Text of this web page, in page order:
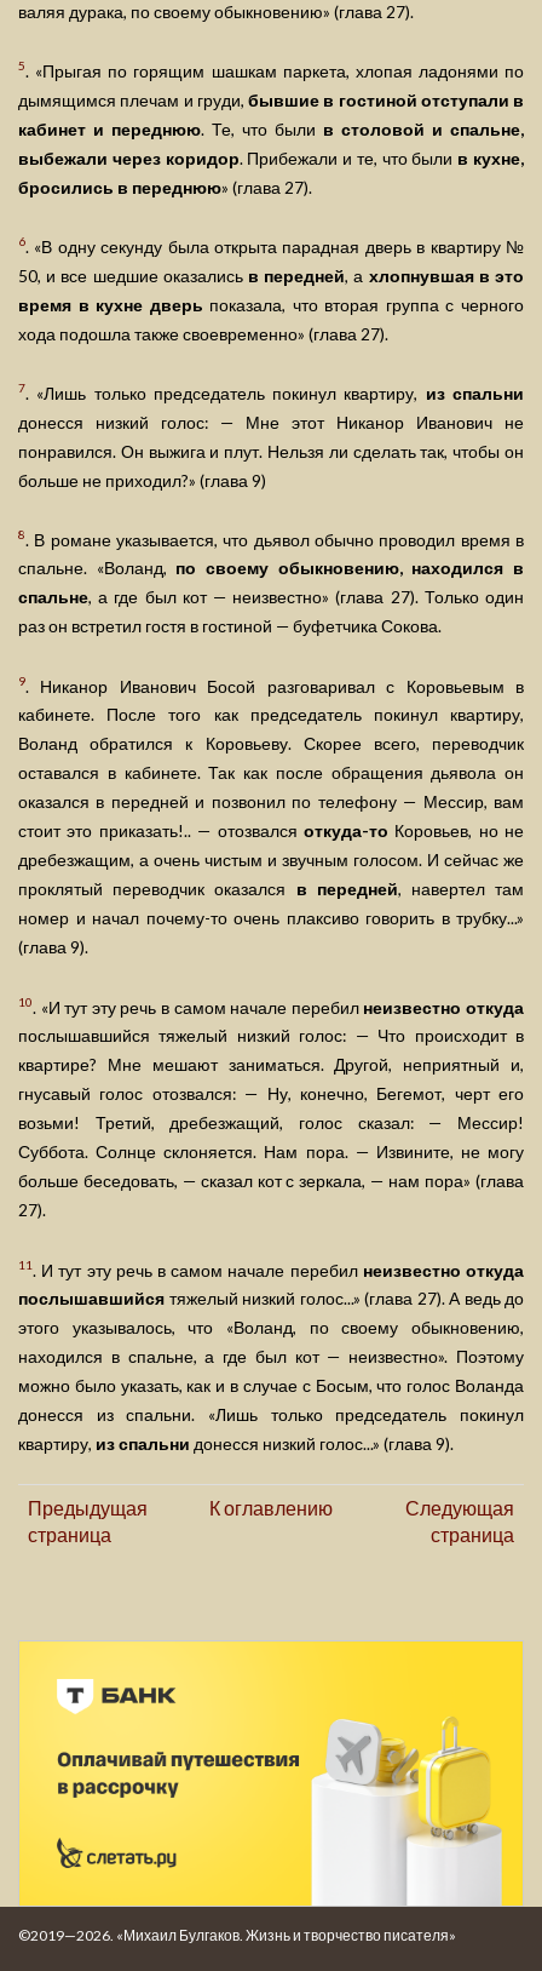
валяя дурака, по своему обыкновению» (глава 27).
5. «Прыгая по горящим шашкам паркета, хлопая ладонями по
дымящимся плечам и груди, бывшие в гостиной отступали в
кабинет и переднюю. Те, что были в столовой и спальне,
выбежали через коридор. Прибежали и те, что были в кухне,
бросились в переднюю» (глава 27).
6. «В одну секунду была открыта парадная дверь в квартиру №
50, и все шедшие оказались в передней, а хлопнувшая в это
время в кухне дверь показала, что вторая группа с черного
хода подошла также своевременно» (глава 27).
7. «Лишь только председатель покинул квартиру, из спальни
донесся низкий голос: — Мне этот Никанор Иванович не
понравился. Он выжига и плут. Нельзя ли сделать так, чтобы он
больше не приходил?» (глава 9)
8. В романе указывается, что дьявол обычно проводил время в
спальне. «Воланд, по своему обыкновению, находился в
спальне, а где был кот — неизвестно» (глава 27). Только один
раз он встретил гостя в гостиной — буфетчика Сокова.
9. Никанор Иванович Босой разговаривал с Коровьевым в
кабинете. После того как председатель покинул квартиру,
Воланд обратился к Коровьеву. Скорее всего, переводчик
оставался в кабинете. Так как после обращения дьявола он
оказался в передней и позвонил по телефону — Мессир, вам
стоит это приказать!.. — отозвался откуда-то Коровьев, но не
дребезжащим, а очень чистым и звучным голосом. И сейчас же
проклятый переводчик оказался в передней, навертел там
номер и начал почему-то очень плаксиво говорить в трубку...»
(глава 9).
10. «И тут эту речь в самом начале перебил неизвестно откуда
послышавшийся тяжелый низкий голос: — Что происходит в
квартире? Мне мешают заниматься. Другой, неприятный и,
гнусавый голос отозвался: — Ну, конечно, Бегемот, черт его
возьми! Третий, дребезжащий, голос сказал: — Мессир!
Суббота. Солнце склоняется. Нам пора. — Извините, не могу
больше беседовать, — сказал кот с зеркала, — нам пора» (глава
27).
11. И тут эту речь в самом начале перебил неизвестно откуда
послышавшийся тяжелый низкий голос...» (глава 27). А ведь до
этого указывалось, что «Воланд, по своему обыкновению,
находился в спальне, а где был кот — неизвестно». Поэтому
можно было указать, как и в случае с Босым, что голос Воланда
донесся из спальни. «Лишь только председатель покинул
квартиру, из спальни донесся низкий голос...» (глава 9).
Предыдущая
страница
К оглавлению
Следующая
страница
©2019—2026. «Михаил Булгаков. Жизнь и творчество писателя»